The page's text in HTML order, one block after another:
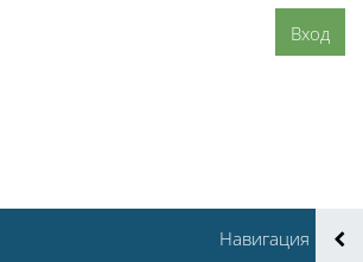
Вход
Навигация